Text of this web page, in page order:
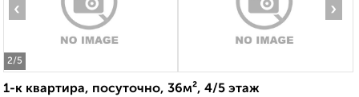
2/5
‹ ›
1-к квартира, посуточно, 36м², 4/5 этаж